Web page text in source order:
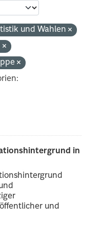
und Wahlen
in
und